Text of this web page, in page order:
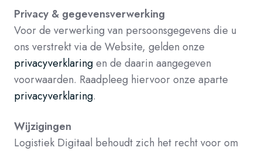
Privacy & gegevensverwerking
Voor de verwerking van persoonsgegevens die u
ons verstrekt via de Website, gelden onze
privacyverklaringen de daarin aangegeven
voorwaarden. Raadpleeg hiervoor onze aparte
privacyverklaring.
Wijzigingen
Logistiek Digitaal behoudt zich het recht voor om